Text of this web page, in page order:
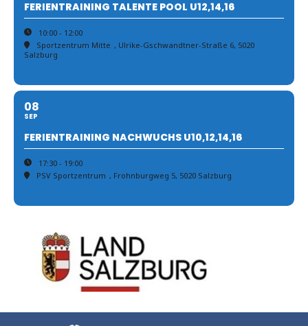
FERIENTRAINING TALENTE POOL U12,14,16
10:00 - 12:00
Sportzentrum Mitte , Ulrike-Gschwandtner-Straße 6, 5020
Salzburg
08
SEP
FERIENTRAINING NACHWUCHS U10,12,14,16
17:30 - 19:00
PSV Sportzentrum , Frohnburgweg 5, 5020 Salzburg